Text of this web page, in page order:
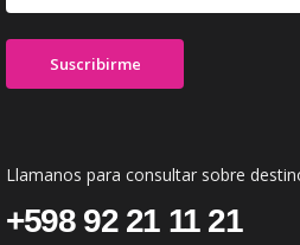
Llamanos para consultar sobre
+598 92 21 11 21